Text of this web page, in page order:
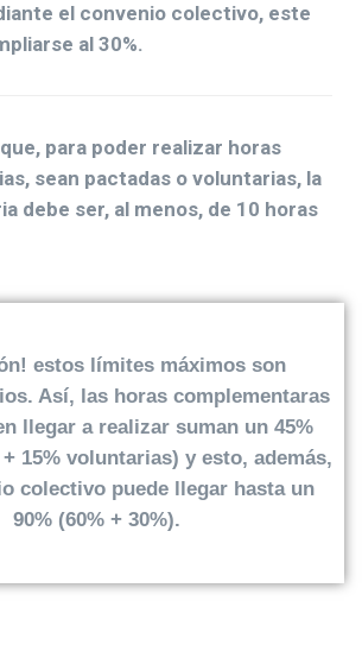
el convenio colectivo, este
al 30%.
para poder realizar horas
sean pactadas o voluntarias, la
debe ser, al menos, de 10 horas
estos límites máximos son
Así, las horas complementaras
llegar a realizar suman un 45%
15% voluntarias) y esto, además,
colectivo puede llegar hasta un
90% (60% + 30%).